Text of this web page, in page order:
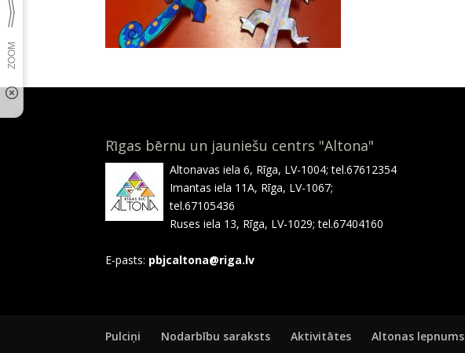
Rīgas bērnu un jauniešu centrs "Altona"
Altonavas iela 6, Rīga, LV-1004; tel.67612354
Imantas iela 11A, Rīga, LV-1067;
tel.67105436
Ruses iela 13, Rīga, LV-1029; tel.67404160
E-pasts: pbjcaltona@riga.lv
Pulciņi Nodarbību saraksts Aktivitātes Altonas lepnums